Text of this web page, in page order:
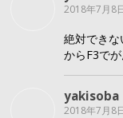
2018年7月8
絶対できな
からF3で
yakisoba
2018年7月8